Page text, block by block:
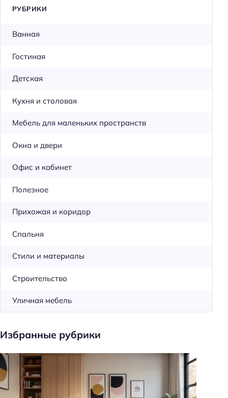
РУБРИКИ
Ванная
Гостиная
Детская
Кухня и столовая
Мебель для маленьких пространств
Окна и двери
Офис и кабинет
Полезное
Прихожая и коридор
Спальня
Стили и материалы
Строительство
Уличная мебель
Избранные рубрики